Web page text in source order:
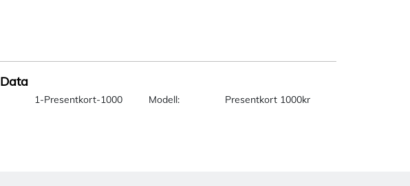
1-Presentkort-1000 Modell: Presentkort 1000kr